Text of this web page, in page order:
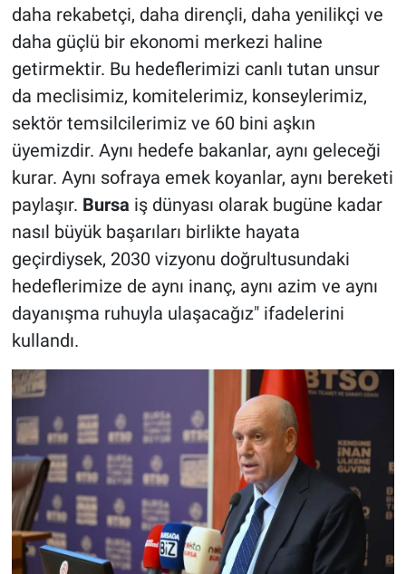
daha rekabetçi, daha dirençli, daha yenilikçi ve
daha güçlü bir ekonomi merkezi haline
getirmektir. Bu hedeflerimizi canlı tutan unsur
da meclisimiz, komitelerimiz, konseylerimiz,
sektör temsilcilerimiz ve 60 bini aşkın
üyemizdir. Aynı hedefe bakanlar, aynı geleceği
kurar. Aynı sofraya emek koyanlar, aynı bereketi
paylaşır. Bursa iş dünyası olarak bugüne kadar
nasıl büyük başarıları birlikte hayata
geçirdiysek, 2030 vizyonu doğrultusundaki
hedeflerimize de aynı inanç, aynı azim ve aynı
dayanışma ruhuyla ulaşacağız" ifadelerini
kullandı.